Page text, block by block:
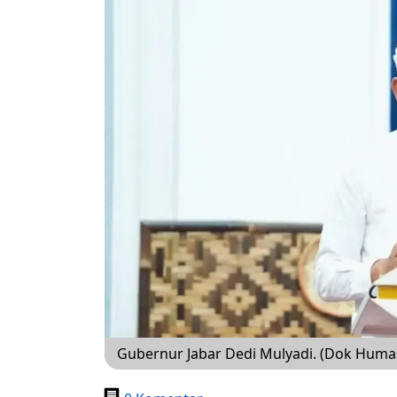
Gubernur Jabar Dedi Mulyadi. (Dok